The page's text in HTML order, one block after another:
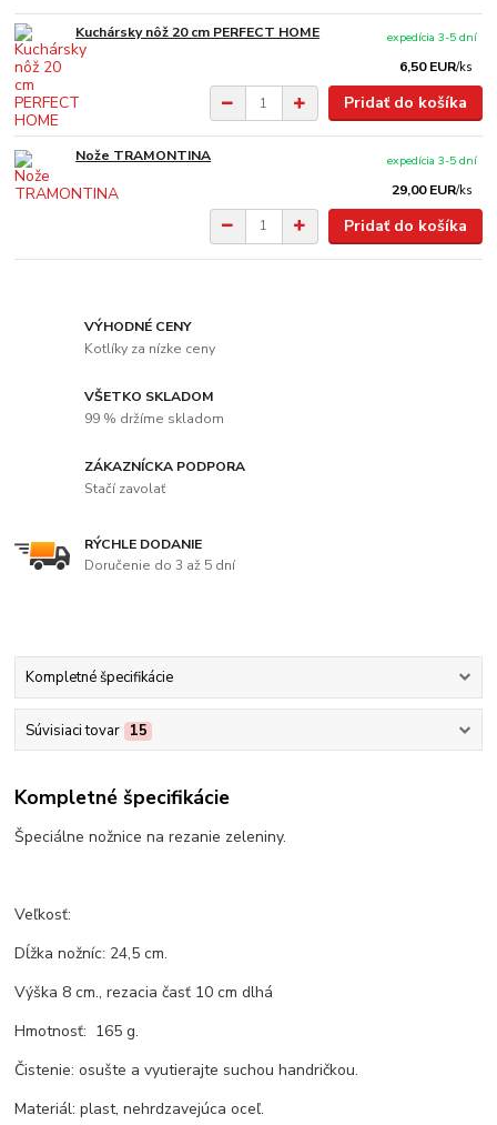
Kuchársky nôž 20 cm PERFECT HOME
6,50 EUR/ks
expedícia 3-5 dní
Pridať do košíka
Nože TRAMONTINA
29,00 EUR/ks
expedícia 3-5 dní
Pridať do košíka
VÝHODNÉ CENY
Kotlíky za nízke ceny
VŠETKO SKLADOM
99 % držíme skladom
ZÁKAZNÍCKA PODPORA
Stačí zavolať
RÝCHLE DODANIE
Doručenie do 3 až 5 dní
Kompletné špecifikácie
Súvisiaci tovar 15
Kompletné špecifikácie
Špeciálne nožnice na rezanie zeleniny.
Veľkosť:
Dĺžka nožníc: 24,5 cm.
Výška 8 cm., rezacia časť 10 cm dlhá
Hmotnosť: 165 g.
Čistenie: osušte a vyutierajte suchou handričkou.
Materiál: plast, nehrdzavejúca oceľ.